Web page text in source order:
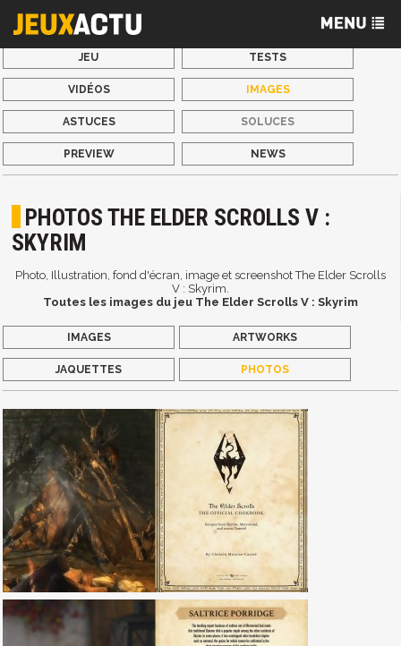
JEU TESTS
VIDÉOS IMAGES
ASTUCES SOLUCES
PREVIEW NEWS
PHOTOS THE ELDER SCROLLS V :
SKYRIM
Photo, Illustration, fond d'écran, image et screenshot The Elder Scrolls
V : Skyrim.
Toutes les images du jeu The Elder Scrolls V : Skyrim
IMAGES ARTWORKS
JAQUETTES PHOTOS